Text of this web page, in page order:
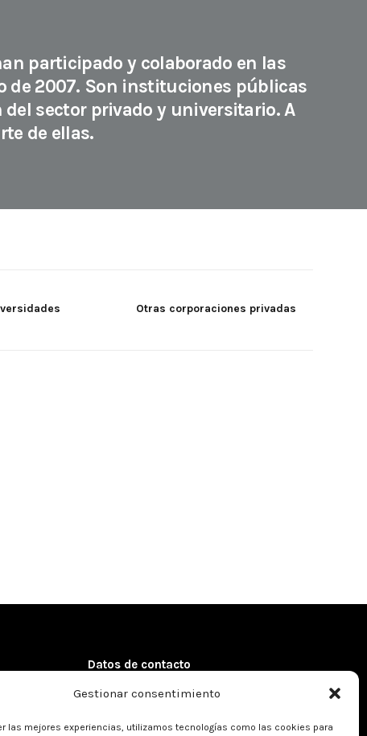
Gestionar consentimiento
las mejores experiencias, utilizamos tecnologías como las cookies para
participado y colaborado en las
de 2007. Son instituciones públicas
sector privado y universitario. A
de ellas.
Otras corporaciones privadas
Datos de contacto
Dirección:Córcega 102, 5º 1ª